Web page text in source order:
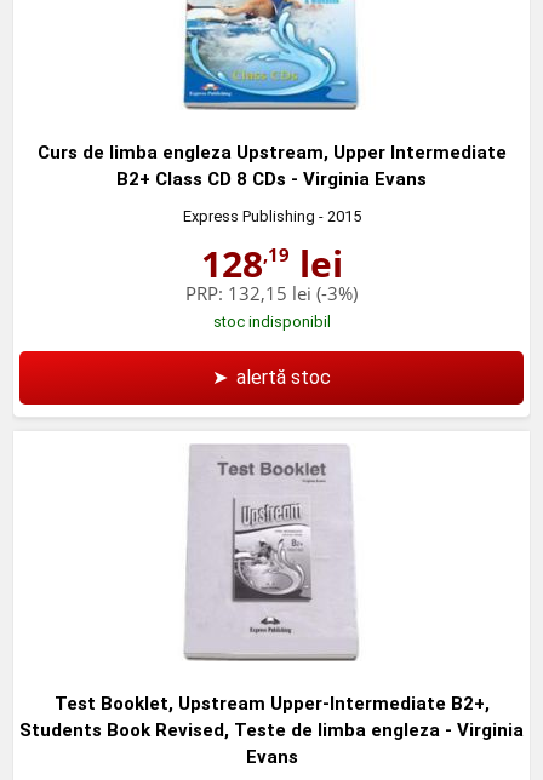
Curs de limba engleza Upstream, Upper Intermediate
B2+ Class CD 8 CDs - Virginia Evans
Express Publishing - 2015
128,19 lei
PRP: 132,15 lei (-3%)
stoc indisponibil
➤ alertă stoc
Test Booklet, Upstream Upper-Intermediate B2+,
Students Book Revised, Teste de limba engleza - Virginia
Evans